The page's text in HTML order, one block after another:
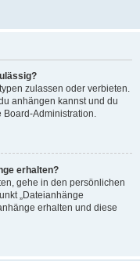
zulassen oder verbieten.
anhängen kannst und du
Board-Administration.
erhalten?
gehe in den persönlichen
„Dateianhänge
erhalten und diese